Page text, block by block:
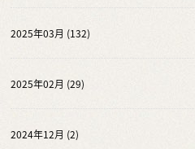
2025年03月 (132)
2025年02月 (29)
2024年12月 (2)